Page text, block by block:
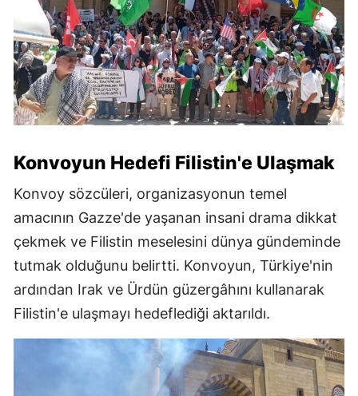
Konvoyun Hedefi Filistin'e Ulaşmak
Konvoy sözcüleri, organizasyonun temel
amacının Gazze'de yaşanan insani drama dikkat
çekmek ve Filistin meselesini dünya gündeminde
tutmak olduğunu belirtti. Konvoyun, Türkiye'nin
ardından Irak ve Ürdün güzergâhını kullanarak
Filistin'e ulaşmayı hedeflediği aktarıldı.